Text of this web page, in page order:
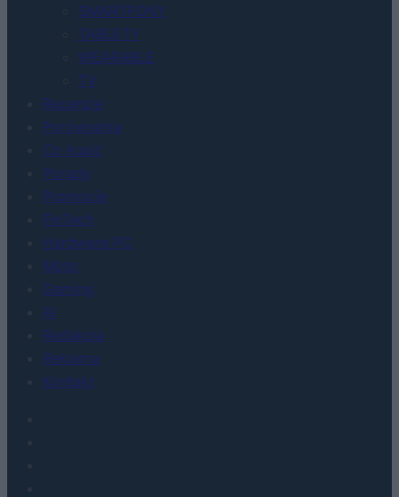
SMARTFONY
TABLETY
WEARABLE
TV
Recenzje
Porównania
Co kupić
Porady
Promocje
FinTech
Hardware PC
Moto
Gaming
AI
Redakcja
Reklama
Kontakt